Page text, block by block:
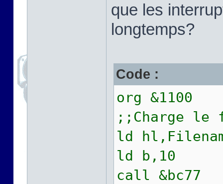
que les
longtemps?
Code :
org &1100
;;Charge le
ld
ld b,10
call &bc77